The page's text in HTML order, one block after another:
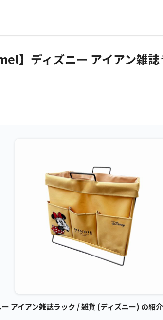
】ディズニー アイアン雑
アイアン雑誌ラック / 雑貨 (ディズニー) の紹介